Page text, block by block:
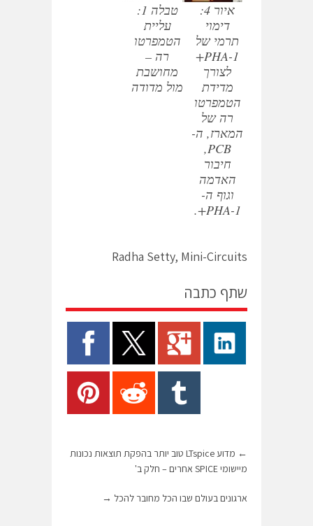
איור 4:
דימוי
תרמי של
PHA-1+
לצורך
מדידת
הטמפרטו
רה של
המארז, ה-
PCB,
חיבור
האדמה
וגוף ה-
PHA-1+.
טבלה 1:
עליית
הטמפרטו
רה –
מחושבת
מול מדודה
Radha Setty, Mini-Circuits
שתף כתבה
←
מדוע LTspice טוב יותר בהפקת תוצאות נכונות
מיישומי SPICE אחרים – חלק ב'
ארגונים בעולם שבו הכל מחובר להכל →